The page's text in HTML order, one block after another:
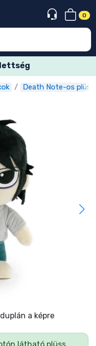
0
Death Note-os
a képre
látható plüss
Regisztráció